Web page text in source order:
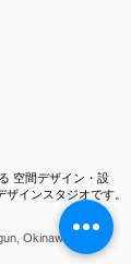
空間デザイン・設
インスタジオです。
Okinawa